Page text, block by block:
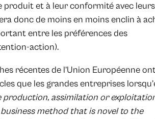
produit et à leur conformité avec leurs
donc de moins en moins enclin à
entre les préférences des
action).
récentes de l’Union Européenne
que les grandes entreprises
production, assimilation or
method that is novel to the